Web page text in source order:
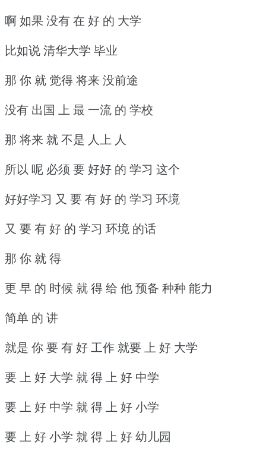
啊 如果 没有 在 好 的 大学
比如说 清华大学 毕业
那 你 就 觉得 将来 没前途
没有 出国 上 最 一流 的 学校
那 将来 就 不是 人上 人
所以 呢 必须 要 好好 的 学习 这个
好好学习 又 要 有 好 的 学习 环境
又 要 有 好 的 学习 环境 的话
那 你 就 得
更 早 的 时候 就 得 给 他 预备 种种 能力
简单 的 讲
就是 你 要 有 好 工作 就要 上 好 大学
要 上 好 大学 就 得 上 好 中学
要 上 好 中学 就 得 上 好 小学
要 上 好 小学 就 得 上 好 幼儿园